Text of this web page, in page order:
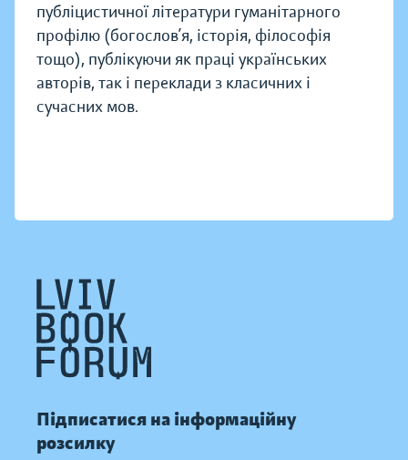
публіцистичної літератури гуманітарного
профілю (богослов’я, історія, філософія
тощо), публікуючи як праці українських
авторів, так і переклади з класичних і
сучасних мов.
Підписатися на інформаційну
розсилку